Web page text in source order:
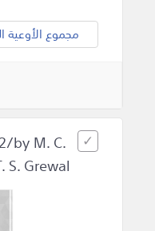
مجموع الأوعية
by M. C.
Grewal.